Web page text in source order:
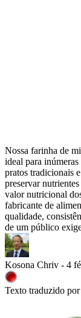
Nossa farinha de
ideal para inúmeras
pratos tradicionais
preservar
valor nutricional
fabricante de
qualidade,
de um público
Kosona Chriv - 4
Texto traduzido